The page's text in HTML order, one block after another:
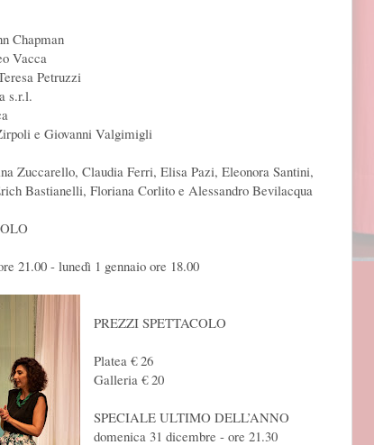
Chapman
Vacca
Petruzzi
s.r.l.
e Giovanni Valgimigli
Zuccarello, Claudia Ferri, Elisa Pazi, Eleonora Santini,
Bastianelli, Floriana Corlito e Alessandro Bevilacqua
21.00 - lunedì 1 gennaio ore 18.00
PREZZI SPETTACOLO
Platea € 26
Galleria € 20
SPECIALE ULTIMO DELL’ANNO
domenica 31 dicembre - ore 21.30